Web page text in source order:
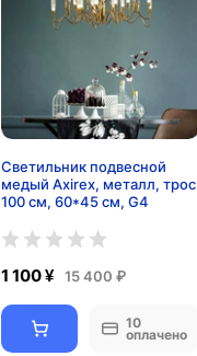
Светильник подвесной
медый Axirex, металл, трос
100 см, 60*45 см, G4
1 100 ¥ 15 400 ₽
10
оплачено